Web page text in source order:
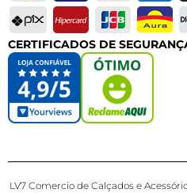
CERTIFICADOS DE
LV7 Comercio de Calçados e